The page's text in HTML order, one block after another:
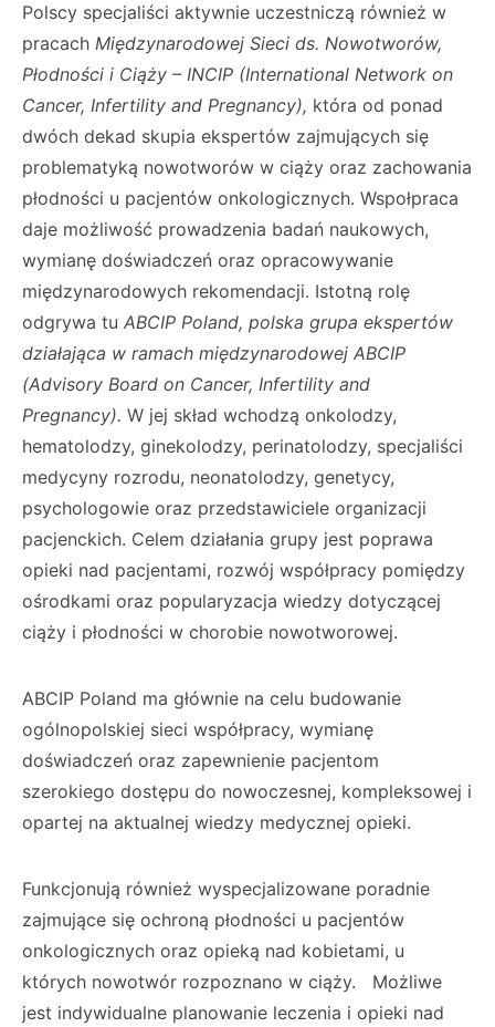
Polscy specjaliści aktywnie uczestniczą również w
pracach Międzynarodowej Sieci ds. Nowotworów,
Płodności i Ciąży – INCIP (International Network on
Cancer, Infertility and Pregnancy), która od ponad
dwóch dekad skupia ekspertów zajmujących się
problematyką nowotworów w ciąży oraz zachowania
płodności u pacjentów onkologicznych. Wspołpraca
daje możliwość prowadzenia badań naukowych,
wymianę doświadczeń oraz opracowywanie
międzynarodowych rekomendacji. Istotną rolę
odgrywa tu ABCIP Poland, polska grupa ekspertów
działająca w ramach międzynarodowej ABCIP
(Advisory Board on Cancer, Infertility and
Pregnancy). W jej skład wchodzą onkolodzy,
hematolodzy, ginekolodzy, perinatolodzy, specjaliści
medycyny rozrodu, neonatolodzy, genetycy,
psychologowie oraz przedstawiciele organizacji
pacjenckich. Celem działania grupy jest poprawa
opieki nad pacjentami, rozwój współpracy pomiędzy
ośrodkami oraz popularyzacja wiedzy dotyczącej
ciąży i płodności w chorobie nowotworowej.
ABCIP Poland ma głównie na celu budowanie
ogólnopolskiej sieci współpracy, wymianę
doświadczeń oraz zapewnienie pacjentom
szerokiego dostępu do nowoczesnej, kompleksowej i
opartej na aktualnej wiedzy medycznej opieki.
Funkcjonują również wyspecjalizowane poradnie
zajmujące się ochroną płodności u pacjentów
onkologicznych oraz opieką nad kobietami, u
których nowotwór rozpoznano w ciąży. Możliwe
jest indywidualne planowanie leczenia i opieki nad